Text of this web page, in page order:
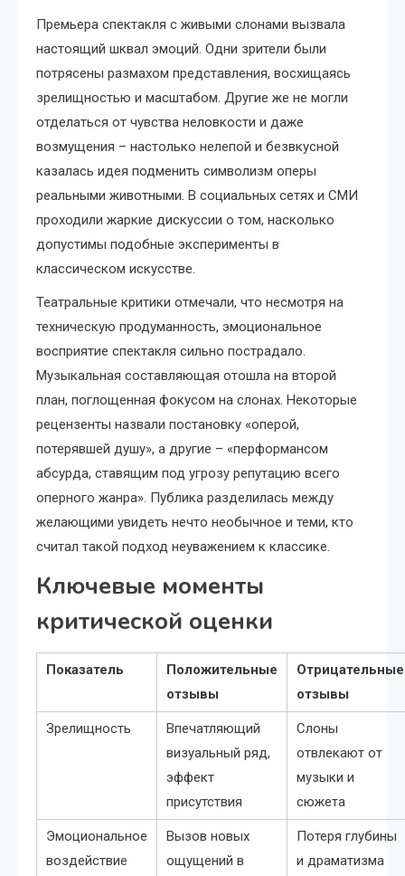
Премьера спектакля с живыми слонами вызвала
настоящий шквал эмоций. Одни зрители были
потрясены размахом представления, восхищаясь
зрелищностью и масштабом. Другие же не могли
отделаться от чувства неловкости и даже
возмущения – настолько нелепой и безвкусной
казалась идея подменить символизм оперы
реальными животными. В социальных сетях и СМИ
проходили жаркие дискуссии о том, насколько
допустимы подобные эксперименты в
классическом искусстве.
Театральные критики отмечали, что несмотря на
техническую продуманность, эмоциональное
восприятие спектакля сильно пострадало.
Музыкальная составляющая отошла на второй
план, поглощенная фокусом на слонах. Некоторые
рецензенты назвали постановку «оперой,
потерявшей душу», а другие – «перформансом
абсурда, ставящим под угрозу репутацию всего
оперного жанра». Публика разделилась между
желающими увидеть нечто необычное и теми, кто
считал такой подход неуважением к классике.
Ключевые моменты
критической оценки
Показатель
Положительные
отзывы
Отрицательные
отзывы
Зрелищность
Впечатляющий
визуальный ряд,
эффект
присутствия
Слоны
отвлекают от
музыки и
сюжета
Эмоциональное
воздействие
Вызов новых
ощущений в
Потеря глубины
и драматизма